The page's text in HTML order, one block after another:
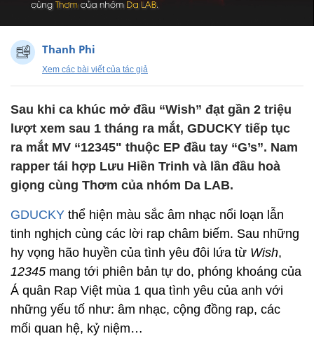
Thanh Phi
Xem các bài viết của tác giả
Sau khi ca khúc mở đầu “Wish” đạt gần 2 triệu
lượt xem sau 1 tháng ra mắt, GDUCKY tiếp tục
ra mắt MV “12345" thuộc EP đầu tay “G’s”. Nam
rapper tái hợp Lưu Hiền Trinh và lần đầu hoà
giọng cùng Thơm của nhóm Da LAB.
GDUCKY thể hiện màu sắc âm nhạc nổi loạn lẫn
tinh nghịch cùng các lời rap châm biếm. Sau những
hy vọng hão huyền của tình yêu đôi lứa từ Wish,
12345 mang tới phiên bản tự do, phóng khoáng của
Á quân Rap Việt mùa 1 qua tình yêu của anh với
những yếu tố như: âm nhạc, cộng đồng rap, các
mối quan hệ, kỷ niệm…